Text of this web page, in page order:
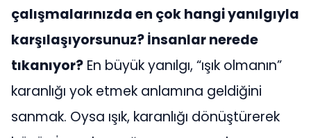
çalışmalarınızda en çok hangi yanılgıyla
karşılaşıyorsunuz? İnsanlar nerede
tıkanıyor? En büyük yanılgı, “ışık olmanın”
karanlığı yok etmek anlamına geldiğini
sanmak. Oysa ışık, karanlığı dönüştürerek